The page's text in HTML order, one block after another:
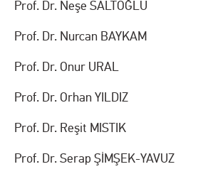
Prof. Dr. Neşe SALTOĞLU
Prof. Dr. Nurcan BAYKAM
Prof. Dr. Onur URAL
Prof. Dr. Orhan YILDIZ
Prof. Dr. Reşit MISTIK
Prof. Dr. Serap ŞİMŞEK-YAVUZ